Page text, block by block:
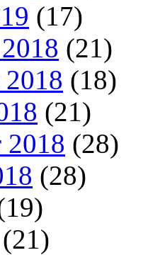
(17)
(21)
(18)
(21)
2018 (28)
(28)
(21)